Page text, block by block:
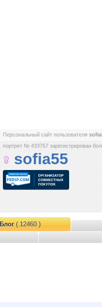
Персональный сайт пользователя
портрет № 433757 зарегистрирован
sofia55
Блог( 12460 )